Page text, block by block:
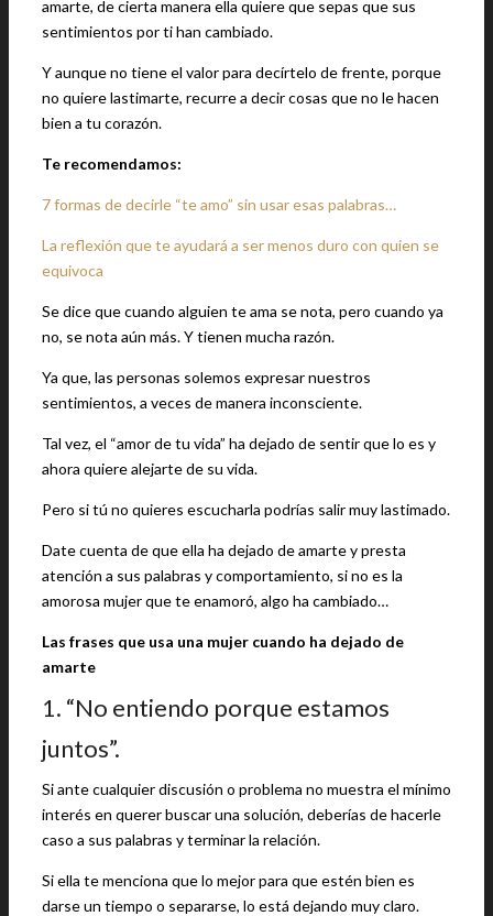
amarte, de cierta manera ella quiere que sepas que sus
sentimientos por ti han cambiado.
Y aunque no tiene el valor para decírtelo de frente, porque
no quiere lastimarte, recurre a decir cosas que no le hacen
bien a tu corazón.
Te recomendamos:
7 formas de decirle “te amo” sin usar esas palabras…
La reflexión que te ayudará a ser menos duro con quien se
equivoca
Se dice que cuando alguien te ama se nota, pero cuando ya
no, se nota aún más. Y tienen mucha razón.
Ya que, las personas solemos expresar nuestros
sentimientos, a veces de manera inconsciente.
Tal vez, el “amor de tu vida” ha dejado de sentir que lo es y
ahora quiere alejarte de su vida.
Pero si tú no quieres escucharla podrías salir muy lastimado.
Date cuenta de que ella ha dejado de amarte y presta
atención a sus palabras y comportamiento, si no es la
amorosa mujer que te enamoró, algo ha cambiado…
Las frases que usa una mujer cuando ha dejado de
amarte
1. “No entiendo porque estamos
juntos”.
Si ante cualquier discusión o problema no muestra el mínimo
interés en querer buscar una solución, deberías de hacerle
caso a sus palabras y terminar la relación.
Si ella te menciona que lo mejor para que estén bien es
darse un tiempo o separarse, lo está dejando muy claro.